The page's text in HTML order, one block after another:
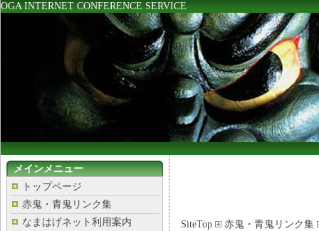
OGA INTERNET CONFERENCE SERVICE
メインメニュー
トップページ
赤鬼・青鬼リンク集
なまはげネット利用案内
SiteTop 赤鬼・青鬼リンク集